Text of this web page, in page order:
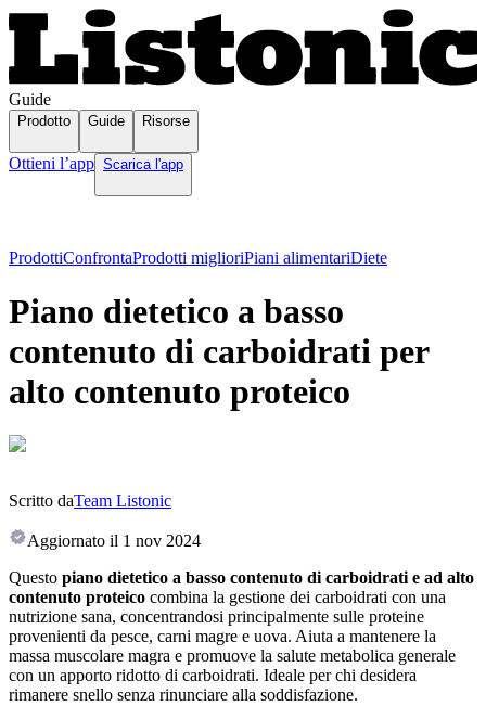
Guide
Prodotto Guide Risorse
Ottieni l’app Scarica l'app
ProdottiConfrontaProdotti miglioriPiani alimentariDiete
Piano dietetico a basso
contenuto di carboidrati per
alto contenuto proteico
Scritto daTeam Listonic
Aggiornato il 1 nov 2024
Questo piano dietetico a basso contenuto di carboidrati e ad alto
contenuto proteico combina la gestione dei carboidrati con una
nutrizione sana, concentrandosi principalmente sulle proteine
provenienti da pesce, carni magre e uova. Aiuta a mantenere la
massa muscolare magra e promuove la salute metabolica generale
con un apporto ridotto di carboidrati. Ideale per chi desidera
rimanere snello senza rinunciare alla soddisfazione.